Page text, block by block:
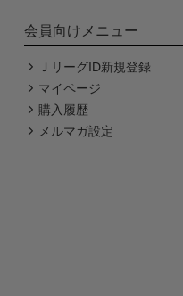
会員向けメニュー
ＪリーグID新規登録
マイページ
購入履歴
メルマガ設定